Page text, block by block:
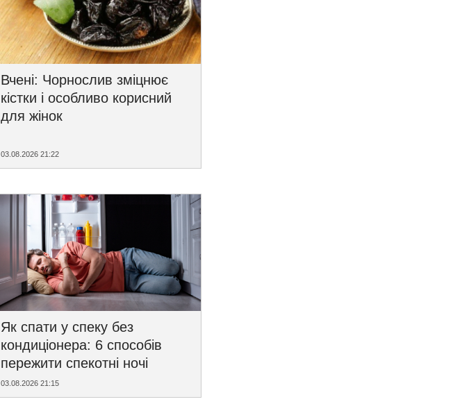
Вчені: Чорнослив зміцнює
кістки і особливо корисний
для жінок
03.08.2026 21:22
Як спати у спеку без
кондиціонера: 6 способів
пережити спекотні ночі
03.08.2026 21:15